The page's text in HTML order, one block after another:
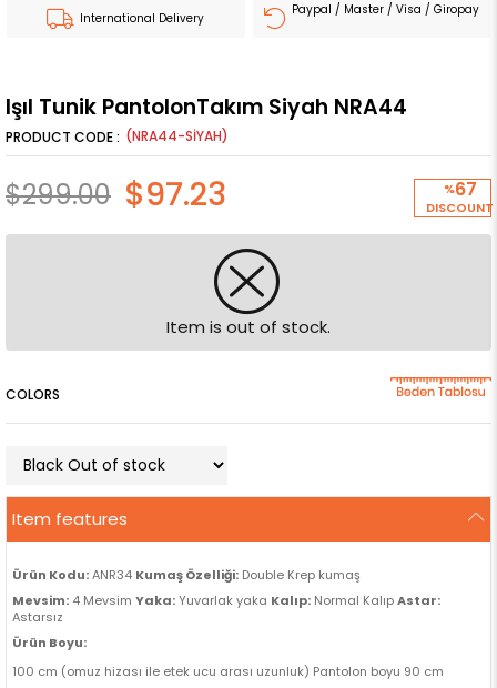
International Delivery
Paypal / Master / Visa / Giropay
Işıl Tunik PantolonTakım Siyah NRA44
(NRA44-SİYAH)
%67
DISCOUNT
$299.00 $97.23
Item is out of stock.
COLORS
Item features
Ürün Kodu:ANR34 Kumaş Özelliği: Double Krep kumaş
Mevsim: 4 Mevsim Yaka:Yuvarlak yaka Kalıp: Normal KalıpAstar:
Astarsız
Ürün Boyu:
100 cm (omuz hizası ile etek ucu arası uzunluk) Pantolon boyu 90 cm